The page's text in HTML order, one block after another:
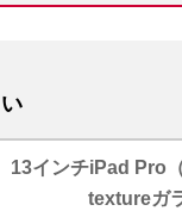
13インチiPad Pro
textureガ